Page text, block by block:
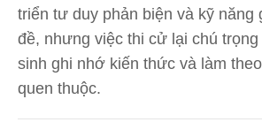
triển tư duy phản biện và kỹ năng
đề, nhưng việc thi cử lại chú
sinh ghi nhớ kiến thức và làm
quen thuộc.